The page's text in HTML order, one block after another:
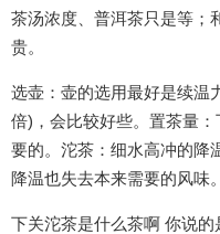
茶汤浓度、普洱茶只是等；
贵。
选壶：壶的选用最好是续温
倍)，会比较好些。置茶量
要的。沱茶：细水高冲的降
降温也失去本来需要的风味。
下关沱茶是什么茶啊 你说